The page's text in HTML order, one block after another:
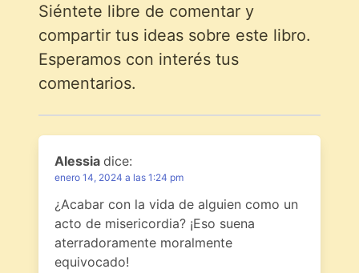
Siéntete libre de comentar y
compartir tus ideas sobre este libro.
Esperamos con interés tus
comentarios.
Alessia dice:
enero 14, 2024 a las 1:24 pm
¿Acabar con la vida de alguien como un
acto de misericordia? ¡Eso suena
aterradoramente moralmente
equivocado!